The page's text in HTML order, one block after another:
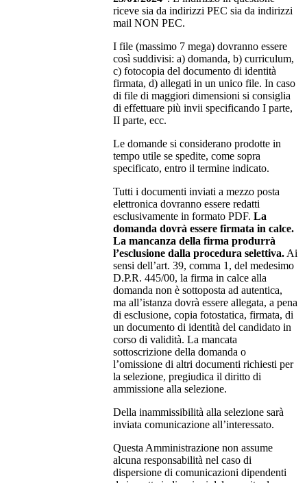
riceve sia da indirizzi PEC sia da indirizzi
mail NON PEC.
I file (massimo 7 mega) dovranno essere
così suddivisi: a) domanda, b) curriculum,
c) fotocopia del documento di identità
firmata, d) allegati in un unico file. In caso
di file di maggiori dimensioni si consiglia
di effettuare più invii specificando I parte,
II parte, ecc.
Le domande si considerano prodotte in
tempo utile se spedite, come sopra
specificato, entro il termine indicato.
Tutti i documenti inviati a mezzo posta
elettronica dovranno essere redatti
esclusivamente in formato PDF. La
domanda dovrà essere firmata in calce.
La mancanza della firma produrrà
l’esclusione dalla procedura selettiva. Ai
sensi dell’art. 39, comma 1, del medesimo
D.P.R. 445/00, la firma in calce alla
domanda non è sottoposta ad autentica,
ma all’istanza dovrà essere allegata, a pena
di esclusione, copia fotostatica, firmata, di
un documento di identità del candidato in
corso di validità. La mancata
sottoscrizione della domanda o
l’omissione di altri documenti richiesti per
la selezione, pregiudica il diritto di
ammissione alla selezione.
Della inammissibilità alla selezione sarà
inviata comunicazione all’interessato.
Questa Amministrazione non assume
alcuna responsabilità nel caso di
dispersione di comunicazioni dipendenti